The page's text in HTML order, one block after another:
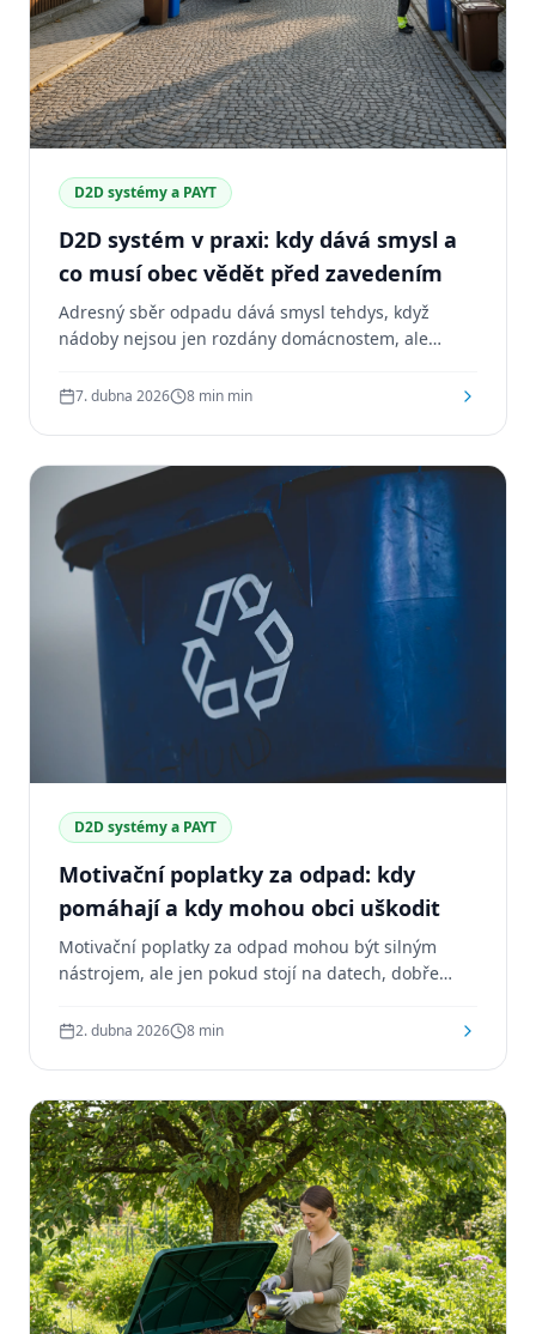
D2D systémy a PAYT
D2D systém v praxi: kdy dává smysl a
co musí obec vědět před zavedením
Adresný sběr odpadu dává smysl tehdys, když
nádoby nejsou jen rozdány domácnostem, ale
a komunikace s občany. Tento článek vysvtuluje, co
7. dubna 2026 8 min min
D2D systémy a PAYT
Motivační poplatky za odpad: kdy
pomáhají a kdy mohou obci uškodit
Motivační poplatky za odpad mohou být silným
nástrojem, ale jen pokud stojí na datech, dobře
komunikaci s občany. Jinak mohou obci přinést víc
2. dubna 2026 8 min